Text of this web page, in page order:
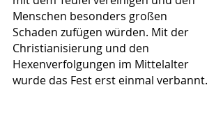
Menschen besonders großen
Schaden zufügen würden. Mit der
Christianisierung und den
Hexenverfolgungen im Mittelalter
wurde das Fest erst einmal verbannt.